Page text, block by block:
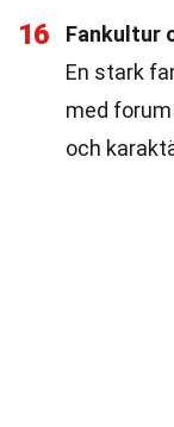
16
Fankultur
En stark
med
och